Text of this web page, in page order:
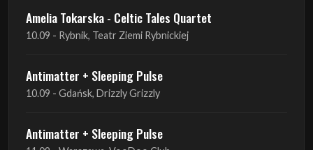
Antimatter + Sleeping Pulse
Antimatter + Sleeping Pulse
11.09 - Warszawa, VooDoo Club
Antimatter + Sleeping Pulse
12.09 - Kraków, Hype Park